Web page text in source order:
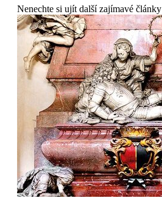
Nenechte si ujít další zajímavé články